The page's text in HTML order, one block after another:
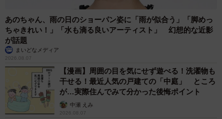
あのちゃん、雨の日のショーパン姿に「雨が似合う」「脚めっ
ちゃきれい！」「水も滴る良いアーティスト」 幻想的な近影
が話題
まいどなメディア
2026.08.07
【漫画】周囲の目を気にせず遊べる！洗濯物も
干せる！最近人気の戸建ての「中庭」 ところ
が…実際住んでみて分かった後悔ポイント
中瀬 えみ
2026.08.07